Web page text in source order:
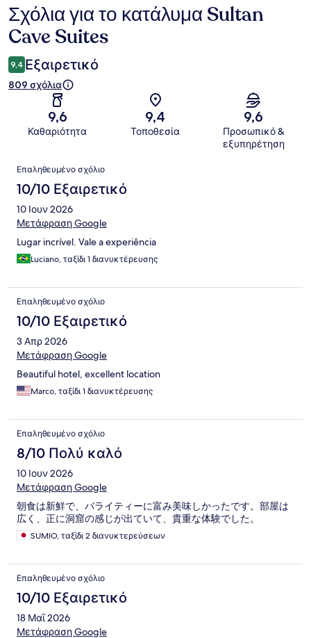
Σχόλια
Σχόλια για το κατάλυμα Sultan
Cave Suites
9,4 Εξαιρετικό
809 σχόλια
9,6
Καθαριότητα
9,4
Τοποθεσία
9,6
Προσωπικό &
εξυπηρέτηση
Σχόλια
Επαληθευμένο σχόλιο
10/10 Εξαιρετικό
10 Ιουν 2026
Μετάφραση Google
Lugar incrível. Vale a experiência
Luciano, ταξίδι 1 διανυκτέρευσης
Επαληθευμένο σχόλιο
10/10 Εξαιρετικό
3 Απρ 2026
Μετάφραση Google
Beautiful hotel, excellent location
Marco, ταξίδι 1 διανυκτέρευσης
Επαληθευμένο σχόλιο
8/10 Πολύ καλό
10 Ιουν 2026
Μετάφραση Google
朝食は新鮮で、バライティーに富み美味しかったです。部屋は
広く、正に洞窟の感じが出ていて、貴重な体験でした。
SUMIO, ταξίδι 2 διανυκτερεύσεων
Επαληθευμένο σχόλιο
10/10 Εξαιρετικό
18 Μαΐ 2026
Μετάφραση Google